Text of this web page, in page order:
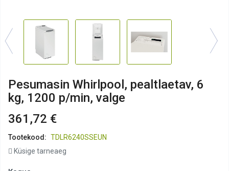
Pesumasin Whirlpool, pealtlaetav, 6
kg, 1200 p/min, valge
361,72 €
Tootekood: TDLR6240SSEUN
Küsige tarneaeg